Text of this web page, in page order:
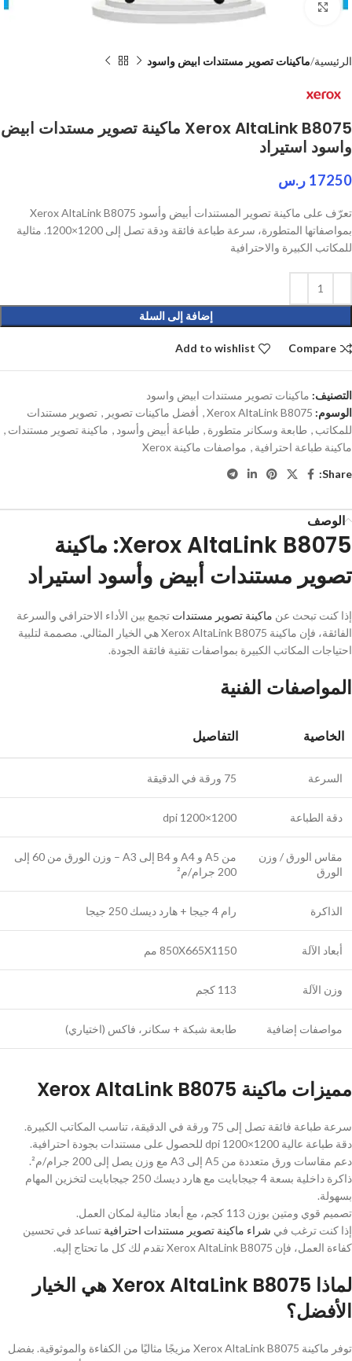
Click to enlarge
الرئيسية ماكينات تصوير مستندات ابيض واسود
Xerox AltaLink B8075 ماكينة تصوير مستدات ابيض
واسود استيراد
17250 ر.س
تعرّف على ماكينة تصوير المستندات أبيض وأسود Xerox AltaLink B8075
بمواصفاتها المتطورة، سرعة طباعة فائقة ودقة تصل إلى 1200×1200. مثالية
للمكاتب الكبيرة والاحترافية
إضافة إلى السلة
Compare
Add to wishlist
التصنيف: ماكينات تصوير مستندات ابيض واسود
الوسوم: Xerox AltaLink B8075
, أفضل ماكينات تصوير , تصوير مستندات
للمكاتب , طابعة وسكانر متطورة , طباعة أبيض وأسود , ماكينة تصوير مستندات ,
ماكينة طباعة احترافية , مواصفات ماكينة Xerox
Share:
الوصف
Xerox AltaLink B8075: ماكينة
تصوير مستندات أبيض وأسود استيراد
إذا كنت تبحث عن ماكينة تصوير مستندات تجمع بين الأداء الاحترافي والسرعة
الفائقة، فإن ماكينة Xerox AltaLink B8075 هي الخيار المثالي. مصممة لتلبية
احتياجات المكاتب الكبيرة بمواصفات تقنية فائقة الجودة.
المواصفات الفنية
الخاصية التفاصيل
السرعة 75 ورقة في الدقيقة
دقة الطباعة 1200×1200 dpi
مقاس الورق / وزن
الورق
من A5 و A4 و B4 إلى A3 – وزن الورق من 60 إلى
200 جرام/م²
الذاكرة رام 4 جيجا + هارد ديسك 250 جيجا
أبعاد الآلة 850X665X1150 مم
وزن الآلة 113 كجم
مواصفات إضافية طابعة شبكة + سكانر، فاكس (اختياري)
مميزات ماكينة Xerox AltaLink B8075
سرعة طباعة فائقة تصل إلى 75 ورقة في الدقيقة، تناسب المكاتب الكبيرة.
دقة طباعة عالية 1200×1200 dpi للحصول على مستندات بجودة احترافية.
دعم مقاسات ورق متعددة من A5 إلى A3 مع وزن يصل إلى 200 جرام/م².
ذاكرة داخلية بسعة 4 جيجابايت مع هارد ديسك 250 جيجابايت لتخزين المهام
بسهولة.
تصميم قوي ومتين بوزن 113 كجم، مع أبعاد مثالية لمكان العمل.
إذا كنت ترغب في شراء ماكينة تصوير مستندات احترافية تساعد في تحسين
كفاءة العمل، فإن Xerox AltaLink B8075 تقدم لك كل ما تحتاج إليه.
لماذا Xerox AltaLink B8075 هي الخيار
الأفضل؟
توفر ماكينة Xerox AltaLink B8075 مزيجًا مثاليًا من الكفاءة والموثوقية. بفضل